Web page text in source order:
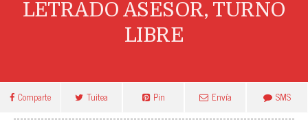
LETRADO ASESOR, TURNO
LIBRE
Comparte Tuitea Pin Envía SMS